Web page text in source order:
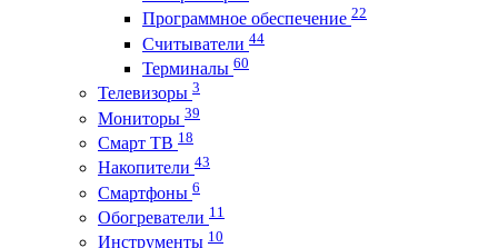
Программное обеспечение 22
Считыватели 44
Терминалы 60
Телевизоры 3
Мониторы 39
Смарт ТВ 18
Накопители 43
Смартфоны 6
Обогреватели 11
Инструменты 10